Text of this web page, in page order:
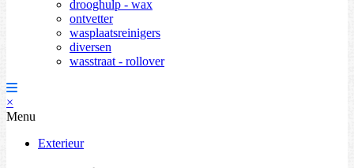
drooghulp - wax
ontvetter
wasplaatsreinigers
diversen
wasstraat - rollover
×
Menu
Exterieur